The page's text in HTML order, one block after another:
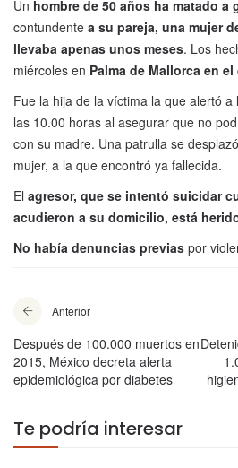
Un hombre de 50 años ha matado a
contundente a su pareja, una mujer
llevaba apenas unos meses. Los
miércoles en Palma de Mallorca en
Fue la hija de la víctima la que alertó
las 10.00 horas al asegurar que no
con su madre. Una patrulla se
mujer, a la que encontró ya fallecida.
El agresor, que se intentó suicidar
acudieron a su domicilio, está
No había denuncias previas por
Anterior
Después de 100.000 muertos en
2015, México decreta alerta
epidemiológica por diabetes
Te podría interesar